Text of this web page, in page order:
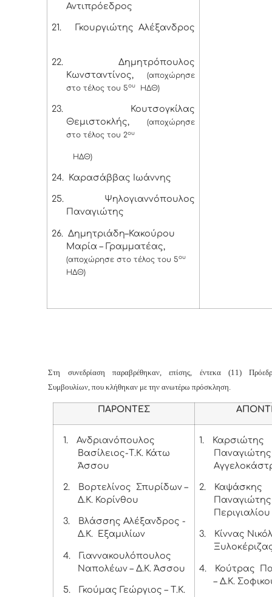
Αντιπρόεδρος
21. Γκουργιώτης Αλέξανδρος
22.
Δημητρόπουλος
Κωνσταντίνος, (αποχώρησε
στο τέλος του 5ου ΗΔΘ)
23.
Κουτσογκίλας
Θεμιστοκλής, (αποχώρησε
στο τέλος του 2ου
ΗΔΘ)
24. Καρασάββας Ιωάννης
25.
Ψηλογιαννόπουλος
Παναγιώτης
26. Δημητριάδη–Κακούρου
Μαρία – Γραμματέας,
(αποχώρησε στο τέλος του 5ου
ΗΔΘ)
Στη συνεδρίαση παραβρέθηκαν, επίσης, έντεκα (11)
Συμβουλίων, που κλήθηκαν με την ανωτέρω πρόσκληση.
ΠΑΡΟΝΤΕΣ
1.
Ανδριανόπουλος
Βασίλειος-Τ.Κ. Κάτω
Άσσου
2.
Βορτελίνος Σπυρίδων –
Δ.Κ. Κορίνθου
3.
Βλάσσης Αλέξανδρος -
Δ.Κ. Εξαμιλίων
4.
Γιαννακουλόπουλος
Ναπολέων – Δ.Κ. Άσσου
5.
Γκούμας Γεώργιος – Τ.Κ.
1.
Καρσιώτης
Παναγιώτης
2.
Καψάσκης
Παναγιώτης
Περιγιαλίου
3.
Κίννας
4.
Κούτρας
– Δ.Κ.